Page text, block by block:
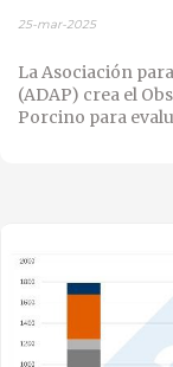
25-mar-2025
La Asociación
(ADAP) crea el
Porcino para